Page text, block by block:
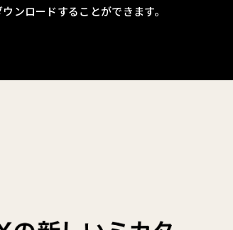
ンロードすることができます。